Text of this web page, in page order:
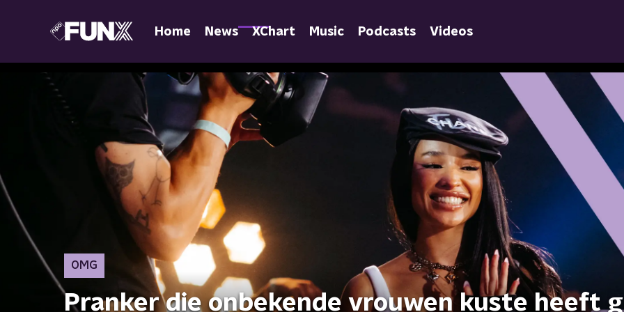
Home News XChart Music Podcasts Videos
OMG
Pranker die onbekende vrouwen kuste heeft